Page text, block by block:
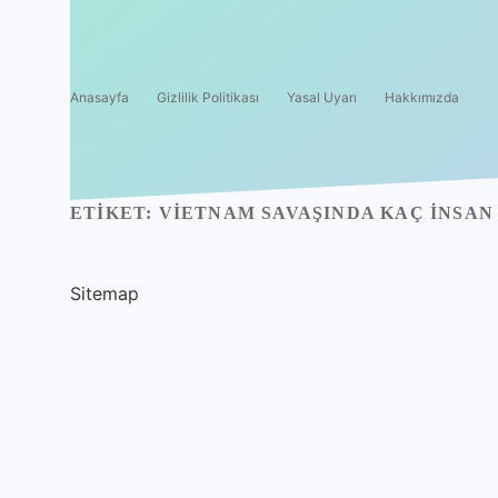
Anasayfa Gizlilik Politikası Yasal Uyarı Hakkımızda
ETIKET: VIETNAM SAVAŞINDA KAÇ INSAN
Sitemap